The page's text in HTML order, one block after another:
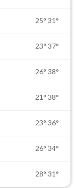
25° 31°
23° 37°
26° 38°
21° 38°
23° 36°
26° 34°
28° 31°